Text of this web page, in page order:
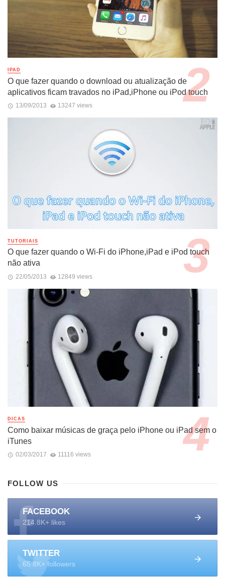
IPAD
O que fazer quando o download ou atualização de
aplicativos ficam travados no iPad,iPhone ou iPod touch
13/09/2013 13247 views
TUTORIAIS
O que fazer quando o Wi-Fi do iPhone,iPad e iPod touch
não ativa
22/05/2013 12849 views
DICAS
Como baixar músicas de graça pelo iPhone ou iPad sem o
iTunes
02/03/2017 11116 views
FOLLOW US
FACEBOOK
214.8K+ likes
TWITTER
65.8K+ followers